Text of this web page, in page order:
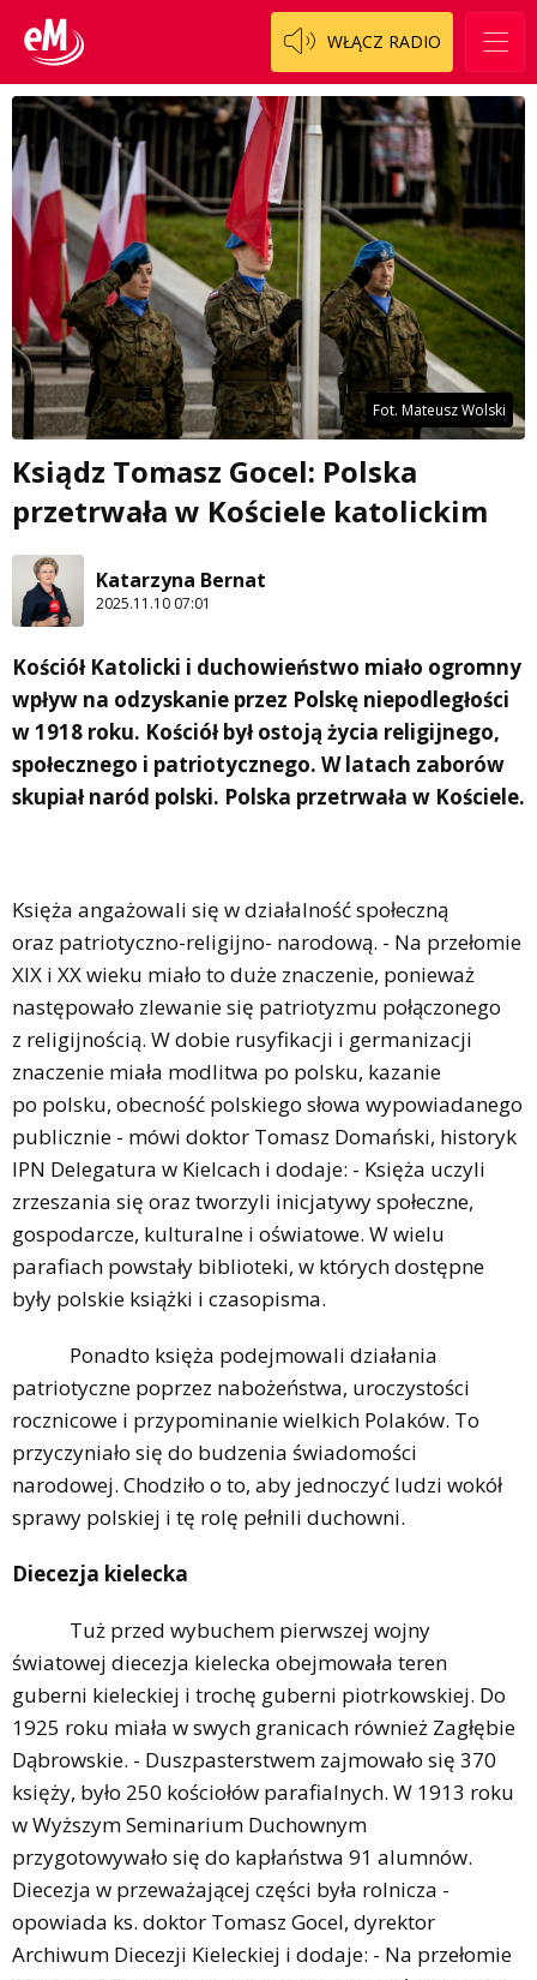
WŁĄCZ RADIO
Fot. Mateusz Wolski
Ksiądz Tomasz Gocel: Polska
przetrwała w Kościele katolickim
Katarzyna Bernat
2025.11.10 07:01
Kościół Katolicki i duchowieństwo miało ogromny
wpływ na odzyskanie przez Polskę niepodległości
w 1918 roku. Kościół był ostoją życia religijnego,
społecznego i patriotycznego. W latach zaborów
skupiał naród polski. Polska przetrwała w Kościele.
Księża angażowali się w działalność społeczną
oraz patriotyczno-religijno- narodową. - Na przełomie
XIX i XX wieku miało to duże znaczenie, ponieważ
następowało zlewanie się patriotyzmu połączonego
z religijnością. W dobie rusyfikacji i germanizacji
znaczenie miała modlitwa po polsku, kazanie
po polsku, obecność polskiego słowa wypowiadanego
publicznie - mówi doktor Tomasz Domański, historyk
IPN Delegatura w Kielcach i dodaje: - Księża uczyli
zrzeszania się oraz tworzyli inicjatywy społeczne,
gospodarcze, kulturalne i oświatowe. W wielu
parafiach powstały biblioteki, w których dostępne
były polskie książki i czasopisma.
Ponadto księża podejmowali działania
patriotyczne poprzez nabożeństwa, uroczystości
rocznicowe i przypominanie wielkich Polaków. To
przyczyniało się do budzenia świadomości
narodowej. Chodziło o to, aby jednoczyć ludzi wokół
sprawy polskiej i tę rolę pełnili duchowni.
Diecezja kielecka
Tuż przed wybuchem pierwszej wojny
światowej diecezja kielecka obejmowała teren
guberni kieleckiej i trochę guberni piotrkowskiej. Do
1925 roku miała w swych granicach również Zagłębie
Dąbrowskie. - Duszpasterstwem zajmowało się 370
księży, było 250 kościołów parafialnych. W 1913 roku
w Wyższym Seminarium Duchownym
przygotowywało się do kapłaństwa 91 alumnów.
Diecezja w przeważającej części była rolnicza -
opowiada ks. doktor Tomasz Gocel, dyrektor
Archiwum Diecezji Kieleckiej i dodaje: - Na przełomie